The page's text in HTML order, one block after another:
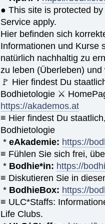
● This site is protected
Service apply.
Hier befinden sich
Informationen und Kurse
natürlich nachhaltig zu
zu leben (Überleben)
🚩 Hier findest Du
Bodhietologie ⚔
https://akademos.at
≡ Hier findest Du
Bodhietologie
*eAkademie: https://
≡ Fühlen Sie sich frei,
* Bodhie*in: https://
≡ Diskutieren Sie in
* BodhieBox: https://
≡ ULC*Staffs:
Life Clubs.